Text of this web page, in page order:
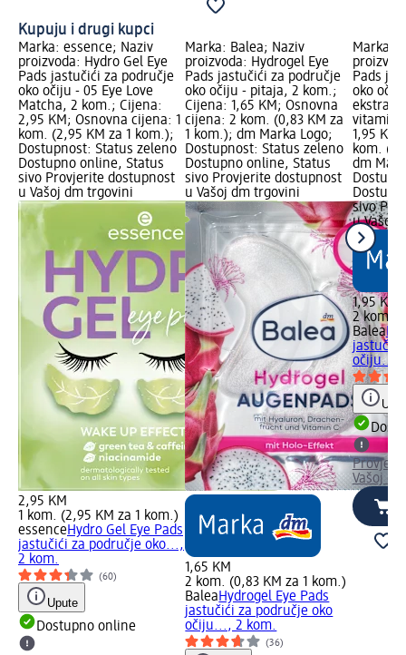
Kupuju i drugi kupci
Marka: essence; Naziv
proizvoda: Hydro Gel Eye
Pads jastučići za područje
oko očiju - 05 Eye Love
Matcha, 2 kom.; Cijena:
2,95 KM; Osnovna cijena: 1
kom. (2,95 KM za 1 kom.);
Dostupnost: Status zeleno
Dostupno online, Status
sivo Provjerite dostupnost
u Vašoj dm trgovini
2,95 KM
1 kom. (2,95 KM za 1 kom.)
essenceHydro Gel Eye Pads
jastučići za područje oko...,
2 kom.
(60)
Upute
Dostupno online
Marka: Balea; Naziv
proizvoda: Hydrogel Eye
Pads jastučići za područje
oko očiju - pitaja, 2 kom.;
Cijena: 1,65 KM; Osnovna
cijena: 2 kom. (0,83 KM za
1 kom.); dm Marka Logo;
Dostupnost: Status zeleno
Dostupno online, Status
sivo Provjerite dostupnost
u Vašoj dm trgovini
1,65 KM
2 kom. (0,83 KM za 1 kom.)
BaleaHydrogel Eye Pads
jastučići za područje oko
očiju..., 2 kom.
(36)
Marka:
Pads
oko
ekstrakt
vitamin
1,95
kom.
dm
sivo
u Vašoj
1,95 KM
2 kom.
Balea
jastučići
očiju...,
Vašoj